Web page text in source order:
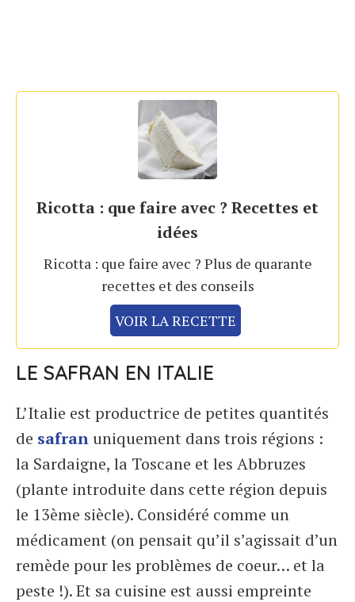
Ricotta : que faire avec ? Recettes et
idées
Ricotta : que faire avec ? Plus de quarante
recettes et des conseils
VOIR LA RECETTE
LE SAFRAN EN ITALIE
L’Italie est productrice de petites quantités
de safran uniquement dans trois régions :
la Sardaigne, la Toscane et les Abbruzes
(plante introduite dans cette région depuis
le 13ème siècle). Considéré comme un
médicament (on pensait qu’il s’agissait d’un
remède pour les problèmes de coeur… et la
peste !). Et sa cuisine est aussi empreinte